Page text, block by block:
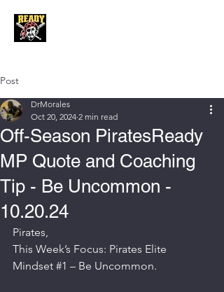
Post
Off-Season PiratesReady
MP Quote and Coaching
Tip - Be Uncommon -
10.20.24
DrMorales
Oct 20, 2024 2 min read
Pirates,
This Week’s Focus: Pirates Elite
Mindset #1 – Be Uncommon.